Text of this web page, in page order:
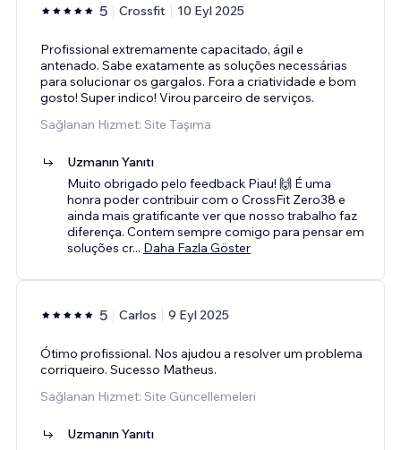
5 Crossfit 10 Eyl 2025
Profissional extremamente capacitado, ágil e
antenado. Sabe exatamente as soluções necessárias
para solucionar os gargalos. Fora a criatividade e bom
gosto! Super indico! Virou parceiro de serviços.
Sağlanan Hizmet: Site Taşıma
Uzmanın Yanıtı
Muito obrigado pelo feedback Piau! 🙌 É uma
honra poder contribuir com o CrossFit Zero38 e
ainda mais gratificante ver que nosso trabalho faz
diferença. Contem sempre comigo para pensar em
soluções cr... Daha Fazla Göster
5 Carlos 9 Eyl 2025
Ótimo profissional. Nos ajudou a resolver um problema
corriqueiro. Sucesso Matheus.
Sağlanan Hizmet: Site Güncellemeleri
Uzmanın Yanıtı